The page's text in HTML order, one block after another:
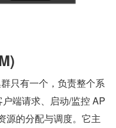
只有一个，负责整个系
端请求、启动/监控 AP
源的分配与调度。它主